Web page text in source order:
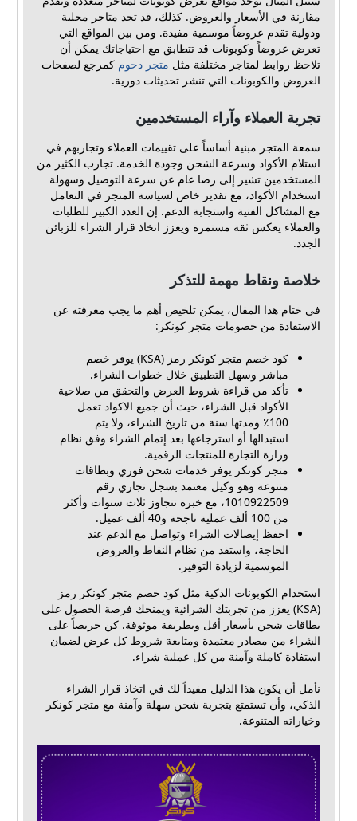
مقارنة في الأسعار والعروض. كذلك، قد تجد متاجر محلية
ودولية تقدم عروضاً موسمية مفيدة. ومن بين المواقع التي
تعرض عروضاً وكوبونات قد تتطابق مع احتياجاتك يمكن أن
تلاحظ روابط لمتاجر مختلفة مثل متجر دحومكمرجع لصفحات
العروض والكوبونات التي تنشر تحديثات دورية.
تجربة العملاء وآراء المستخدمين
سمعة المتجر مبنية أساساً على تقييمات العملاء وتجاربهم في
استلام الأكواد وسرعة الشحن وجودة الخدمة. تجارب الكثير من
المستخدمين تشير إلى رضا عام عن سرعة التوصيل وسهولة
استخدام الأكواد، مع تقدير خاص لسياسة المتجر في التعامل
مع المشاكل الفنية واستجابة الدعم. إن العدد الكبير للطلبات
والعملاء يعكس ثقة مستمرة ويعزز اتخاذ قرار الشراء للزبائن
الجدد.
خلاصة ونقاط مهمة للتذكر
في ختام هذا المقال، يمكن تلخيص أهم ما يجب معرفته عن
الاستفادة من خصومات متجر كونكر:
كود خصم متجر كونكر رمز (KSA) يوفر خصم
مباشر وسهل التطبيق خلال خطوات الشراء.
تأكد من قراءة شروط العرض والتحقق من صلاحية
الأكواد قبل الشراء، حيث أن جميع الاكواد تعمل
100٪ ومدتها سنة من تاريخ الشراء، ولا يتم
استبدالها أو استرجاعها بعد إتمام الشراء وفق نظام
وزارة التجارة للمنتجات الرقمية.
متجر كونكر يوفر خدمات شحن فوري وبطاقات
متنوعة وهو وكيل معتمد بسجل تجاري رقم
1010922509، مع خبرة تتجاوز ثلاث سنوات وأكثر
من 100 ألف عملية ناجحة و40 ألف عميل.
احفظ إيصالات الشراء وتواصل مع الدعم عند
الحاجة، واستفد من نظام النقاط والعروض
الموسمية لزيادة التوفير.
استخدام الكوبونات الذكية مثل كود خصم متجر كونكر رمز
(KSA) يعزز من تجربتك الشرائية ويمنحك فرصة الحصول على
بطاقات شحن بأسعار أقل وبطريقة موثوقة. كن حريصاً على
الشراء من مصادر معتمدة ومتابعة شروط كل عرض لضمان
استفادة كاملة وآمنة من كل عملية شراء.
نأمل أن يكون هذا الدليل مفيداً لك في اتخاذ قرار الشراء
الذكي، وأن تستمتع بتجربة شحن سهلة وآمنة مع متجر كونكر
وخياراته المتنوعة.